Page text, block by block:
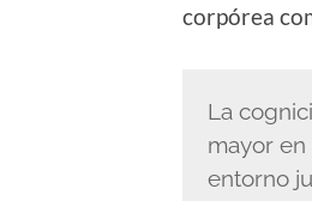
corpórea
La
mayor
entorno